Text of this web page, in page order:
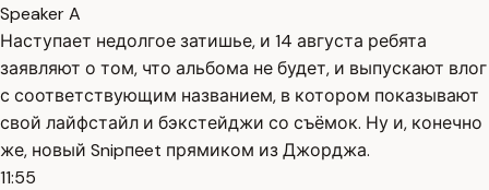
Speaker A
Наступает недолгое затишье, и 14 августа ребята
заявляют о том, что альбома не будет, и выпускают влог
с соответствующим названием, в котором показывают
свой лайфстайл и бэкстейджи со съёмок. Ну и, конечно
же, новый Snipпеet прямиком из Джорджа.
11:55